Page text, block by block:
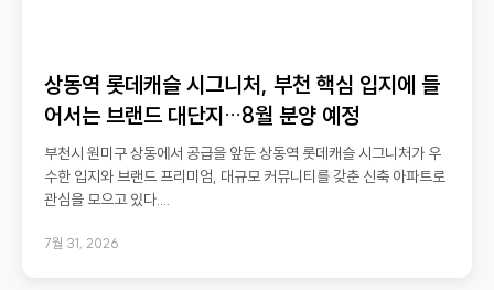
상동역 롯데캐슬 시그니처, 부천 핵심 입지에 들
어서는 브랜드 대단지…8월 분양 예정
부천시 원미구 상동에서 공급을 앞둔 상동역 롯데캐슬 시그니처가 우
수한 입지와 브랜드 프리미엄, 대규모 커뮤니티를 갖춘 신축 아파트로
관심을 모으고 있다....
7월 31, 2026